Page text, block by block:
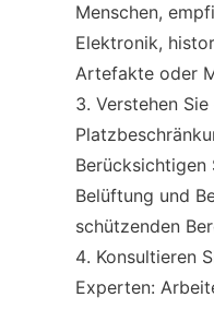
Menschen,
Elektronik,
Artefakte oder
Verstehen Sie
Berücksichtigen
Belüftung und
schützenden
Konsultieren
Experten: